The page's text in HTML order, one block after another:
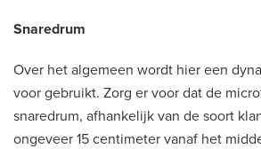
Snaredrum
Over het algemeen wordt hier een
voor gebruikt. Zorg er voor dat de
snaredrum, afhankelijk van de soort
ongeveer 15 centimeter vanaf het